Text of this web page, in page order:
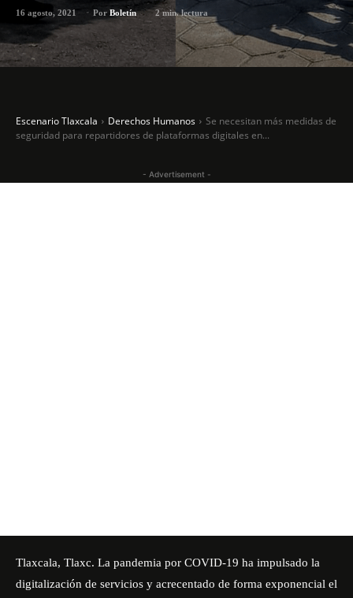
16 agosto, 2021 Por Boletín 2min. lectura
Escenario Tlaxcala Derechos Humanos
Se necesitan más medidas de
seguridad para repartidores de plataformas digitales en...
- Advertisement -
Tlaxcala, Tlaxc. La pandemia por COVID-19 ha impulsado la
digitalización de servicios y acrecentado de forma exponencial el